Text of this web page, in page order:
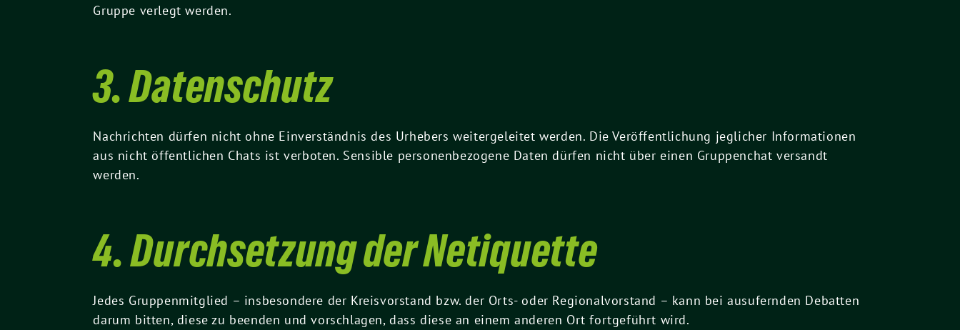
Gruppe verlegt werden.
3. Datenschutz
Nachrichten dürfen nicht ohne Einverständnis des Urhebers weitergeleitet werden. Die Veröffentlichung jeglicher Informationen
aus nicht öffentlichen Chats ist verboten. Sensible personenbezogene Daten dürfen nicht über einen Gruppenchat versandt
werden.
4. Durchsetzung der Netiquette
Jedes Gruppenmitglied – insbesondere der Kreisvorstand bzw. der Orts- oder Regionalvorstand – kann bei ausufernden Debatten
darum bitten, diese zu beenden und vorschlagen, dass diese an einem anderen Ort fortgeführt wird.